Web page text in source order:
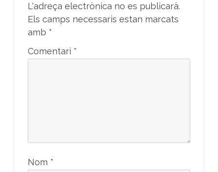
L'adreça electrònica no es publicarà.
Els camps necessaris estan marcats
amb *
Comentari *
Nom *